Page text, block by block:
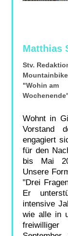
Matthias
Stv.
"Wohin am
Wohnt in
Vorstand
engagiert
für den
bis Mai
Unsere
"Drei
Er
intensive
wie alle in